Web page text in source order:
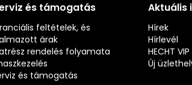
és támogatás
feltételek, és
árak
rendelés folyamata
és támogatás
Aktuális
Hírek
Hírlevél
HECHT
Új